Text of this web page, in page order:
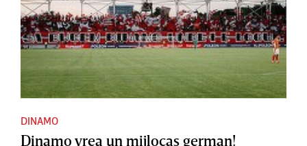
DINAMO
Dinamo vrea un mijlocaş german!